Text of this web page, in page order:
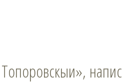
напис